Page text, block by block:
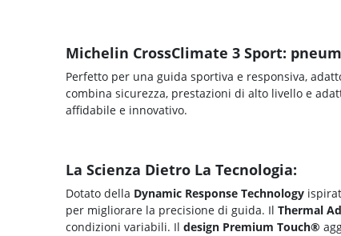
Michelin CrossClimate 3 Sport:
Perfetto per una guida sportiva e responsiva,
combina sicurezza, prestazioni di alto livello e
affidabile e innovativo.
La Scienza Dietro La Tecnologia:
Dotato della Dynamic Response Technology
per migliorare la precisione di guida. Il Thermal
condizioni variabili. Il design Premium Touch®